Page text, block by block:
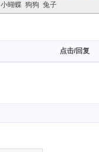
小蝴蝶 狗狗 兔子
点击/回复